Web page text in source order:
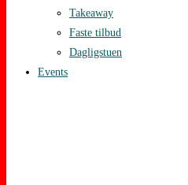
Takeaway
Faste tilbud
Dagligstuen
Events